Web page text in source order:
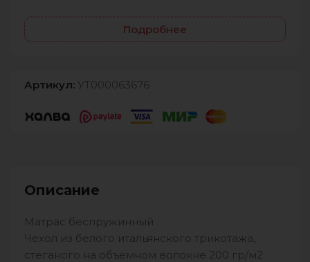
Подробнее
Артикул: УТ000063676
Описание
Матрас беспружинный
Чехол из белого итальянского трикотажа,
стеганого на объемном волокне 200 гр/м2